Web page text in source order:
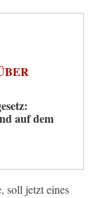
auf dem
soll jetzt eines